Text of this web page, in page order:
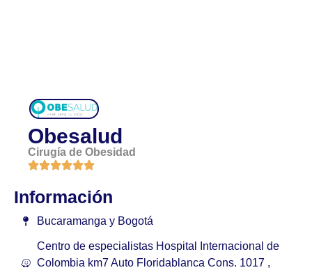
Obesalud
Cirugía de Obesidad
Información
Bucaramanga y Bogotá
Centro de especialistas Hospital Internacional de
Colombia km7 Auto Floridablanca Cons. 1017 ,